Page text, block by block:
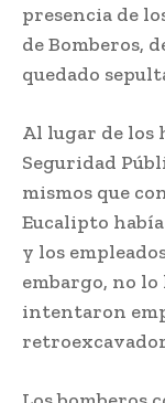
presencia de
de Bomberos,
quedado
Al lugar de los
Seguridad
mismos que
Eucalipto
y los
embargo, no lo
intentaron